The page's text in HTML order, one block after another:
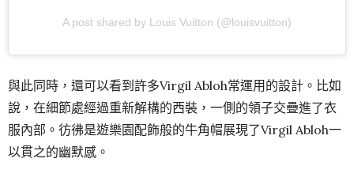
A post shared by Louis Vuitton (@louisvuitton)
與此同時，還可以看到許多Virgil Abloh常運用的設計。比如
說，在細節處經過重新解構的西裝，一側的領子交疊進了衣
服內部。彷彿是遊樂園配飾般的牛角帽展現了Virgil Abloh一
以貫之的幽默感。